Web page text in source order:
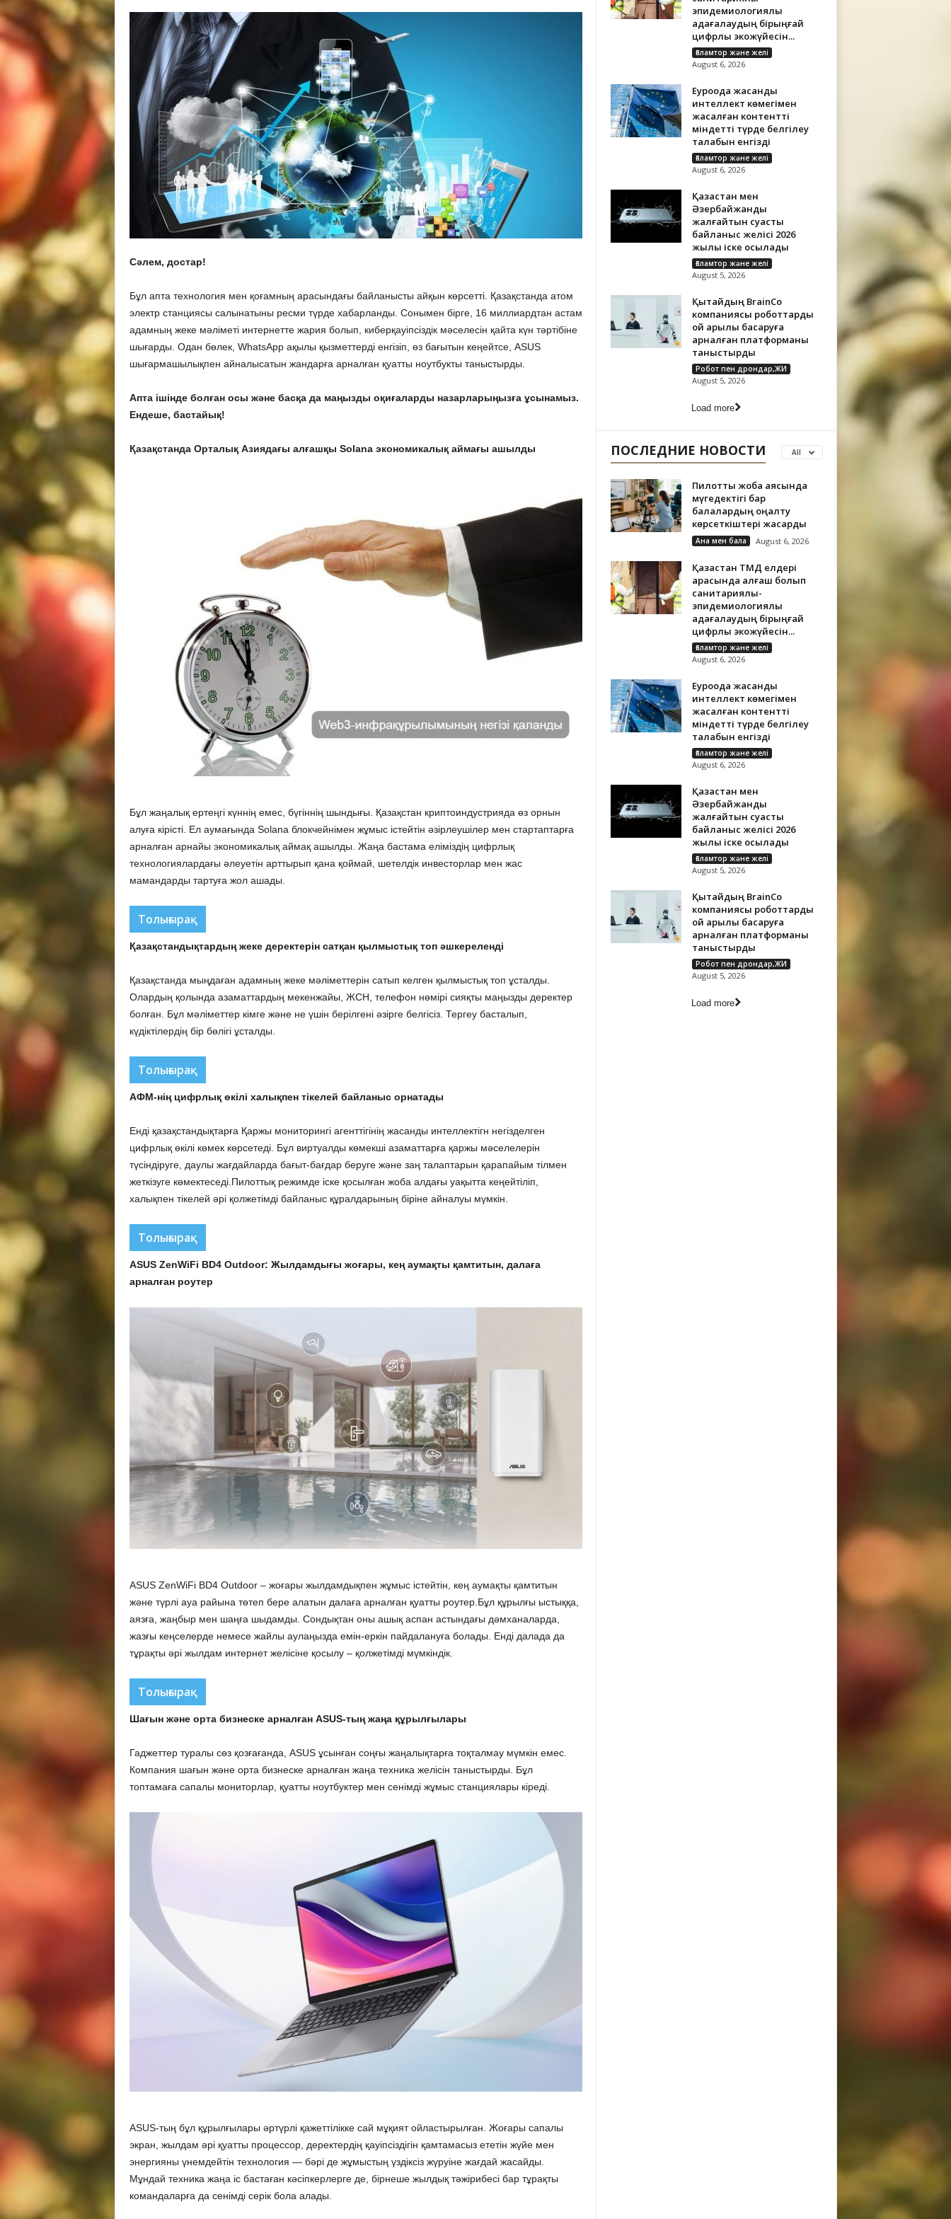
Сәлем, достар!
Бұл апта технология мен қоғамның арасындағы байланысты айқын көрсетті. Қазақстанда атом
электр станциясы салынатыны ресми түрде хабарланды. Сонымен бірге, 16 миллиардтан астам
адамның жеке мәліметі интернетте жария болып, киберқауіпсіздік мәселесін қайта күн тәртібіне
шығарды. Одан бөлек, WhatsApp ақылы қызметтерді енгізіп, өз бағытын кеңейтсе, ASUS
шығармашылықпен айналысатын жандарға арналған қуатты ноутбукты таныстырды.
Апта ішінде болған осы және басқа да маңызды оқиғаларды назарларыңызға ұсынамыз.
Ендеше, бастайық!
Қазақстанда Орталық Азиядағы алғашқы Solana экономикалық аймағы ашылды
Бұл жаңалық ертеңгі күннің емес, бүгіннің шындығы. Қазақстан криптоиндустрияда өз орнын
алуға кірісті. Ел аумағында Solana блокчейнімен жұмыс істейтін әзірлеушілер мен стартаптарға
арналған арнайы экономикалық аймақ ашылды. Жаңа бастама еліміздің цифрлық
технологиялардағы әлеуетін арттырып қана қоймай, шетелдік инвесторлар мен жас
мамандарды тартуға жол ашады.
Толығырақ
Қазақстандықтардың жеке деректерін сатқан қылмыстық топ әшкереленді
Қазақстанда мыңдаған адамның жеке мәліметтерін сатып келген қылмыстық топ ұсталды.
Олардың қолында азаматтардың мекенжайы, ЖСН, телефон нөмірі сияқты маңызды деректер
болған. Бұл мәліметтер кімге және не үшін берілгені әзірге белгісіз. Тергеу басталып,
күдіктілердің бір бөлігі ұсталды.
Толығырақ
АФМ-нің цифрлық өкілі халықпен тікелей байланыс орнатады
Енді қазақстандықтарға Қаржы мониторингі агенттігінің жасанды интеллектігн негізделген
цифрлық өкілі көмек көрсетеді. Бұл виртуалды көмекші азаматтарға қаржы мәселелерін
түсіндіруге, даулы жағдайларда бағыт-бағдар беруге және заң талаптарын қарапайым тілмен
жеткізуге көмектеседі.Пилоттық режимде іске қосылған жоба алдағы уақытта кеңейтіліп,
халықпен тікелей әрі қолжетімді байланыс құралдарының біріне айналуы мүмкін.
Толығырақ
ASUS ZenWiFi BD4 Outdoor: Жылдамдығы жоғары, кең аумақты қамтитын, далаға
арналған роутер
ASUS ZenWiFi BD4 Outdoor – жоғары жылдамдықпен жұмыс істейтін, кең аумақты қамтитын
және түрлі ауа райына төтеп бере алатын далаға арналған қуатты роутер.Бұл құрылғы ыстыққа,
аязға, жаңбыр мен шаңға шыдамды. Сондықтан оны ашық аспан астындағы дәмханаларда,
жазғы кеңселерде немесе жайлы аулаңызда емін-еркін пайдалануға болады. Енді далада да
тұрақты әрі жылдам интернет желісіне қосылу – қолжетімді мүмкіндік.
Толығырақ
Шағын және орта бизнеске арналған ASUS-тың жаңа құрылғылары
Гаджеттер туралы сөз қозғағанда, ASUS ұсынған соңғы жаңалықтарға тоқталмау мүмкін емес.
Компания шағын және орта бизнеске арналған жаңа техника желісін таныстырды. Бұл
топтамаға сапалы мониторлар, қуатты ноутбуктер мен сенімді жұмыс станциялары кіреді.
ASUS-тың бұл құрылғылары әртүрлі қажеттілікке сай мұқият ойластырылған. Жоғары сапалы
экран, жылдам әрі қуатты процессор, деректердің қауіпсіздігін қамтамасыз ететін жүйе мен
энергияны үнемдейтін технология — бәрі де жұмыстың үздіксіз жүруіне жағдай жасайды.
Мұндай техника жаңа іс бастаған кәсіпкерлерге де, бірнеше жылдық тәжірибесі бар тұрақты
командаларға да сенімді серік бола алады.
эпидемиологиялық
қадағалаудың бірыңғай
цифрлық экожүйесін...
Ғаламтор және желі
August 6, 2026
Еуроодақ жасанды
интеллект көмегімен
жасалған контентті
міндетті түрде белгілеу
талабын енгізді
Ғаламтор және желі
August 6, 2026
Қазақстан мен
Әзербайжанды
жалғайтын суасты
байланыс желісі 2026
жылы іске қосылады
Ғаламтор және желі
August 5, 2026
Қытайдың BrainCo
компаниясы роботтарды
ой арқылы басқаруға
арналған платформаны
таныстырды
Робот пен дрондар,ЖИ
August 5, 2026
Load more
ПОСЛЕДНИЕ НОВОСТИ All
Пилоттық жоба аясында
мүгедектігі бар
балалардың оңалту
көрсеткіштері жақсарды
Ана мен бала August 6, 2026
Қазақстан ТМД елдері
арасында алғаш болып
санитариялық-
эпидемиологиялық
қадағалаудың бірыңғай
цифрлық экожүйесін...
Ғаламтор және желі
August 6, 2026
Еуроодақ жасанды
интеллект көмегімен
жасалған контентті
міндетті түрде белгілеу
талабын енгізді
Ғаламтор және желі
August 6, 2026
Қазақстан мен
Әзербайжанды
жалғайтын суасты
байланыс желісі 2026
жылы іске қосылады
Ғаламтор және желі
August 5, 2026
Қытайдың BrainCo
компаниясы роботтарды
ой арқылы басқаруға
арналған платформаны
таныстырды
Робот пен дрондар,ЖИ
August 5, 2026
Load more